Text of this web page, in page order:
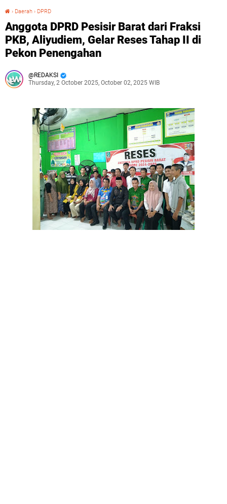
› Daerah › DPRD
Anggota DPRD Pesisir Barat dari Fraksi
PKB, Aliyudiem, Gelar Reses Tahap II di
Pekon Penengahan ‎
REDAKSI
Thursday, 2 October 2025, October 02, 2025 WIB